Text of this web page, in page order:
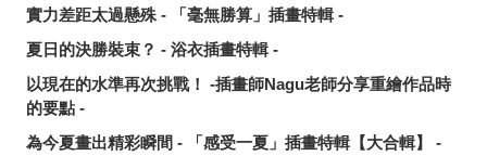
實力差距太過懸殊 - 「毫無勝算」插畫特輯 -
夏日的決勝裝束？ - 浴衣插畫特輯 -
以現在的水準再次挑戰！ -插畫師Nagu老師分享重繪作品時
的要點 -
為今夏畫出精彩瞬間 - 「感受一夏」插畫特輯【大合輯】 -